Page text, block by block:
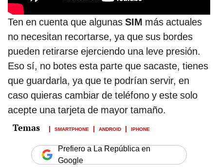
Ten en cuenta que algunas SIM más actuales
no necesitan recortarse, ya que sus bordes
pueden retirarse ejerciendo una leve presión.
Eso sí, no botes esta parte que sacaste, tienes
que guardarla, ya que te podrían servir, en
caso quieras cambiar de teléfono y este solo
acepte una tarjeta de mayor tamaño.
SMARTPHONE ANDROID IPHONE
Prefiero a La República en
Google